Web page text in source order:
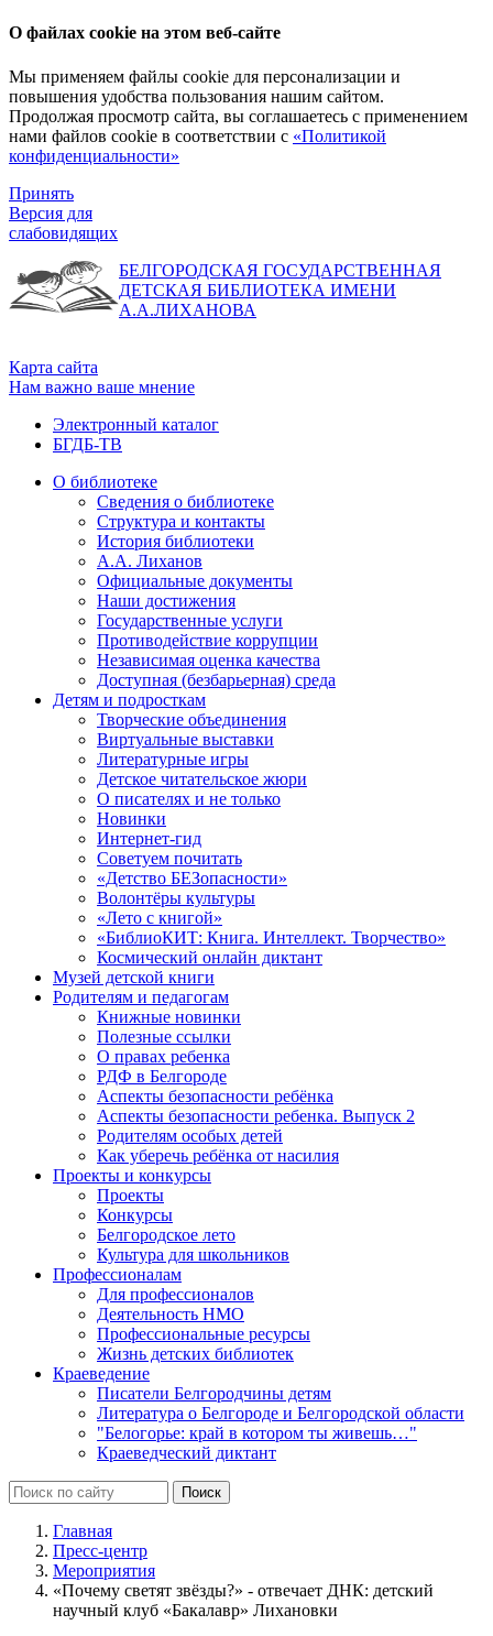
О файлах cookie на этом веб-сайте
Мы применяем файлы cookie для персонализации и
повышения удобства пользования нашим сайтом.
Продолжая просмотр сайта, вы соглашаетесь с применением
нами файлов cookie в соответствии с «Политикой
конфиденциальности»
Принять
Версия для
слабовидящих
БЕЛГОРОДСКАЯ ГОСУДАРСТВЕННАЯ
ДЕТСКАЯ БИБЛИОТЕКА ИМЕНИ
А.А.ЛИХАНОВА
Карта сайта
Нам важно ваше мнение
Электронный каталог
БГДБ-ТВ
О библиотеке
Сведения о библиотеке
Структура и контакты
История библиотеки
А.А. Лиханов
Официальные документы
Наши достижения
Государственные услуги
Противодействие коррупции
Независимая оценка качества
Доступная (безбарьерная) среда
Детям и подросткам
Творческие объединения
Виртуальные выставки
Литературные игры
Детское читательское жюри
О писателях и не только
Новинки
Интернет-гид
Советуем почитать
«Детство БЕЗопасности»
Волонтёры культуры
«Лето с книгой»
«БиблиоКИТ: Книга. Интеллект. Творчество»
Космический онлайн диктант
Музей детской книги
Родителям и педагогам
Книжные новинки
Полезные ссылки
О правах ребенка
РДФ в Белгороде
Аспекты безопасности ребёнка
Аспекты безопасности ребенка. Выпуск 2
Родителям особых детей
Как уберечь ребёнка от насилия
Проекты и конкурсы
Проекты
Конкурсы
Белгородское лето
Культура для школьников
Профессионалам
Для профессионалов
Деятельность НМО
Профессиональные ресурсы
Жизнь детских библиотек
Краеведение
Писатели Белгородчины детям
Литература о Белгороде и Белгородской области
"Белогорье: край в котором ты живешь…"
Краеведческий диктант
Главная
Пресс-центр
Мероприятия
«Почему светят звёзды?» - отвечает ДНК: детский
научный клуб «Бакалавр» Лихановки